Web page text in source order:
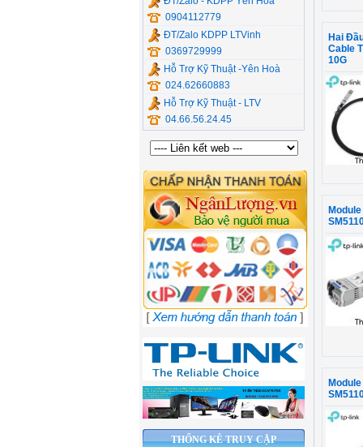
0904112779
ĐT/Zalo KDPP LTVinh
0369729999
Hỗ Trợ Kỹ Thuật -Yên Hoà
024.62660883
Hỗ Trợ Kỹ Thuật - LTV
04.66.56.24.45
THỐNG KÊ TRUY CẬP
Hai
Cable
10G